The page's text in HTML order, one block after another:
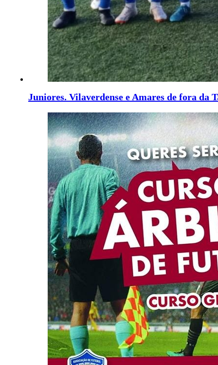
Juniores. Vilaverdense e Amares de fora da